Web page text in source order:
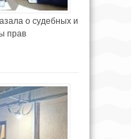
о судебных и
прав